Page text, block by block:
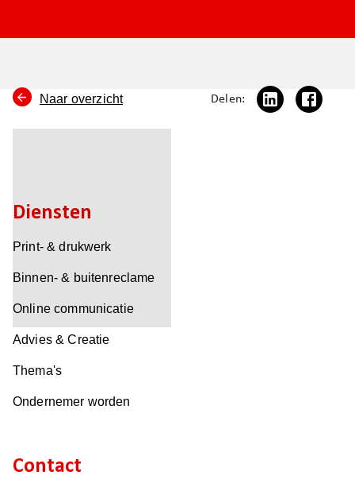
Naar overzicht Delen:
Diensten
Print- & drukwerk
Binnen- & buitenreclame
Online communicatie
Advies & Creatie
Thema's
Ondernemer worden
Contact